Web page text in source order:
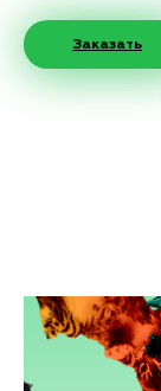
Заказать